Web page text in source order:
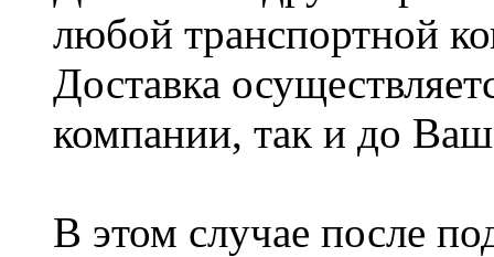
любой транспортной
Доставка
компании, так и до
В этом случае после